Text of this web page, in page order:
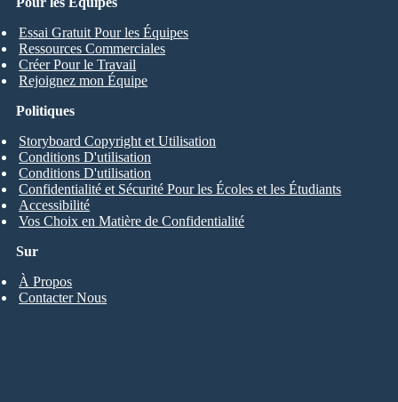
Essai Gratuit Pour les Équipes
Ressources Commerciales
Créer Pour le Travail
Rejoignez mon Équipe
Sur
À Propos
Contacter Nous
Politiques
Storyboard Copyright et Utilisation
Conditions D'utilisation
Conditions D'utilisation
Confidentialité et Sécurité Pour les Écoles et les Étudiants
Accessibilité
Vos Choix en Matière de Confidentialité